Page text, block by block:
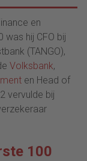
en
was hij CFO bij
(TANGO),
Volksbank,
en Head of
vervulde bij
100